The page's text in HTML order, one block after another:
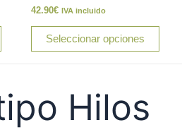
opciones
se
página
Valorado
con
0
42.90€ IVA incluido
Seleccionar opciones
se